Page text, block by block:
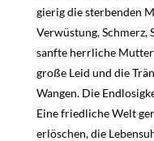
gierig die sterbenden
Verwüstung, Schmerz,
sanfte herrliche
große Leid und die
Wangen. Die
Eine friedliche Welt
erlöschen, die